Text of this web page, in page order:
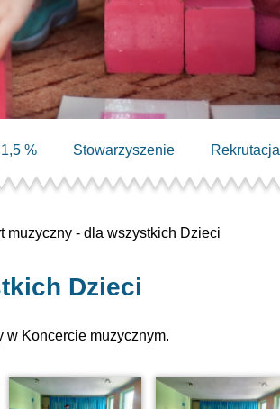
1,5 % Stowarzyszenie Rekrutacja
muzyczny - dla wszystkich Dzieci
Dzieci
w Koncercie muzycznym.